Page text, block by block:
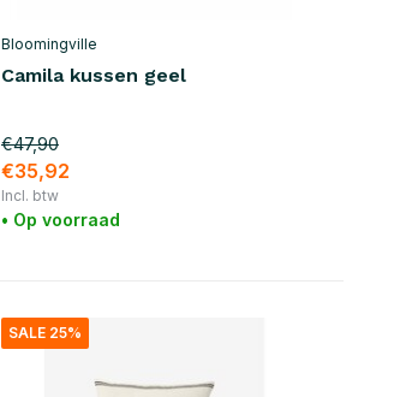
Bloomingville
Camila kussen geel
€47,90
€35,92
Incl. btw
• Op voorraad
SALE 25%